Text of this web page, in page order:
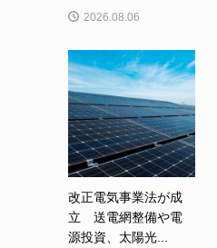
2026.08.06
改正電気事業法が成
立 送電網整備や電
源投資、太陽光...